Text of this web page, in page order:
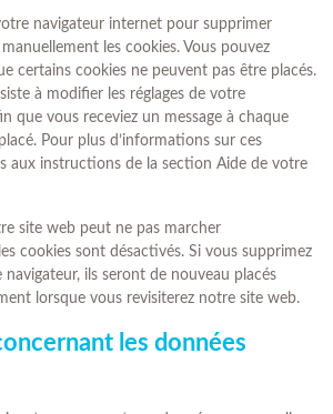
navigateur internet pour supprimer
les cookies. Vous pouvez
certains cookies ne peuvent pas être placés.
à modifier les réglages de votre
que vous receviez un message à chaque
Pour plus d’informations sur ces
aux instructions de la section Aide de votre
site web peut ne pas marcher
cookies sont désactivés. Si vous supprimez
navigateur, ils seront de nouveau placés
lorsque vous revisiterez notre site web.
les données